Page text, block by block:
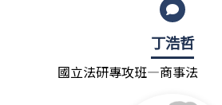
丁浩哲
國立法研專攻班—商事法